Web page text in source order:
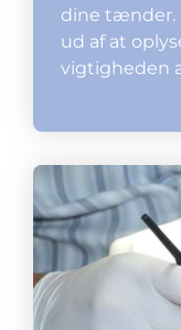
dine tænder.
ud af at
vigtigheden